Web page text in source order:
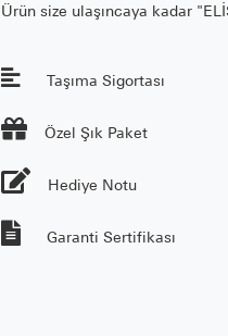
Ürün size ulaşıncaya kadar
Taşıma Sigortası
 Özel Şık Paket
Hediye Notu
Garanti Sertifikası